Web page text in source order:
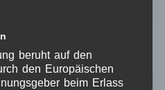
ANGEBOT!
ANGEBOT!
beruht auf den
den Europäischen
beim Erlass